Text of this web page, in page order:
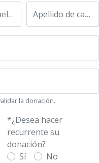
Segundo apellido Apellido de casada
la donación.
*¿Desea hacer
recurrente su
donación?
Sí
No